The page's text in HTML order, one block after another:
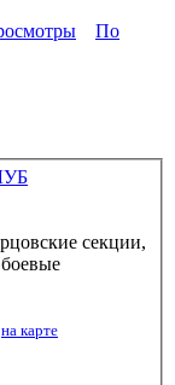
По
секции,
на карте